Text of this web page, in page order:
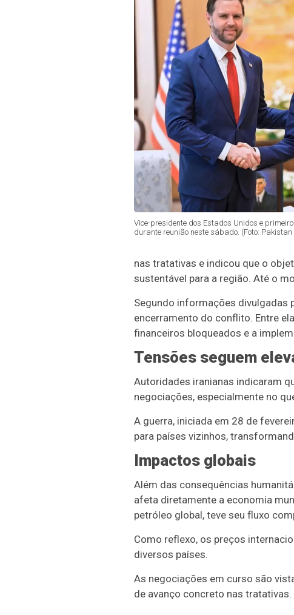
Vice-presidente dos Estados Unidos e
durante reunião neste sábado. (Foto:
nas tratativas e indicou que o
sustentável para a região. Até o
Segundo informações divulgadas
encerramento do conflito. Entre
financeiros bloqueados e a
Tensões seguem
Autoridades iranianas indicaram
negociações, especialmente no
A guerra, iniciada em 28 de
para países vizinhos,
Impactos globais
Além das consequências
afeta diretamente a economia
petróleo global, teve seu fluxo
Como reflexo, os preços
diversos países.
As negociações em curso são
de avanço concreto nas tratativas.